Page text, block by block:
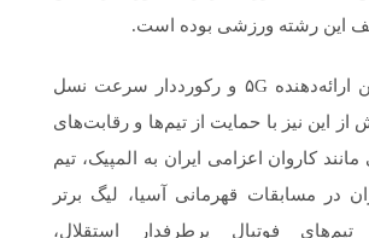
این رشته ورزشی بوده است.
ایرانسل، نخستین ارائه‌دهنده ۵G و رکورددار سرعت نسل
از این نیز با حمایت از تیم‌ها و رقابت‌های
کاروان اعزامی ایران به المپیک، تیم
در مسابقات قهرمانی آسیا، لیگ برتر
تیم‌های فوتبال پرطرفدار استقلال،